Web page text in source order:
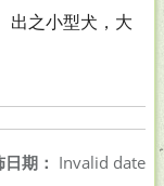
之小型犬，大
期： Invalid date